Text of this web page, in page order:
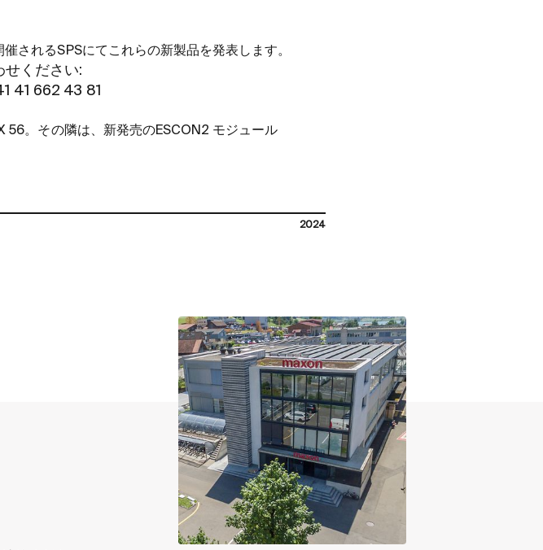
催されるSPSにてこれらの新製品を発表します。
せください:
41 662 43 81
56。その隣は、新発売のESCON2 モジュール
2024